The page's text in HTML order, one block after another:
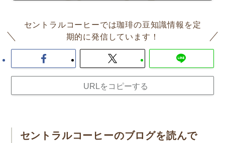
セントラルコーヒーでは珈琲の豆知識情報を定
期的に発信しています！
URLをコピーする
セントラルコーヒーのブログを読んで